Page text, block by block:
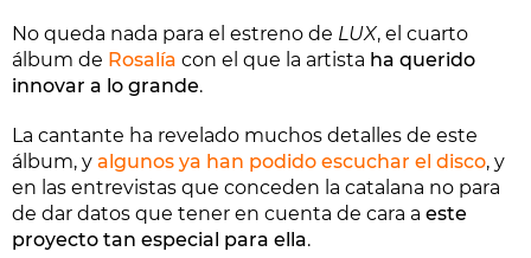
No queda nada para el estreno de LUX, el cuarto
álbum de Rosalía con el que la artista ha querido
innovar a lo grande.
La cantante ha revelado muchos detalles de este
álbum, y algunos ya han podido escuchar el disco, y
en las entrevistas que conceden la catalana no para
de dar datos que tener en cuenta de cara a este
proyecto tan especial para ella.